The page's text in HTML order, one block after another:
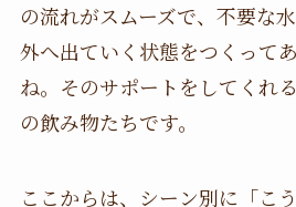
の流れがスムーズで、不要な
外へ出ていく状態をつくって
ね。そのサポートをしてくれ
の飲み物たちです。
ここからは、シーン別に「こ